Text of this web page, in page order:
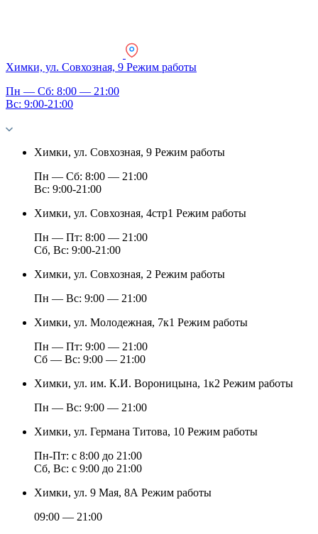
Химки, ул. Совхозная, 9 Режим работы
Пн — Сб: 8:00 — 21:00
Вс: 9:00-21:00
Химки, ул. Совхозная, 9 Режим работы
Пн — Сб: 8:00 — 21:00
Вс: 9:00-21:00
Химки, ул. Совхозная, 4стр1 Режим работы
Пн — Пт: 8:00 — 21:00
Сб, Вс: 9:00-21:00
Химки, ул. Совхозная, 2 Режим работы
Пн — Вс: 9:00 — 21:00
Химки, ул. Молодежная, 7к1 Режим работы
Пн — Пт: 9:00 — 21:00
Cб — Вс: 9:00 — 21:00
Химки, ул. им. К.И. Вороницына, 1к2 Режим работы
Пн — Вс: 9:00 — 21:00
Химки, ул. Германа Титова, 10 Режим работы
Пн-Пт: с 8:00 до 21:00
Сб, Вс: с 9:00 до 21:00
Химки, ул. 9 Мая, 8А Режим работы
09:00 — 21:00